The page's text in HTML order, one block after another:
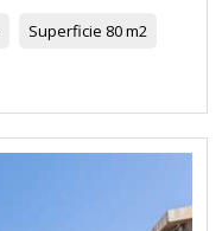
Superficie 80 m2